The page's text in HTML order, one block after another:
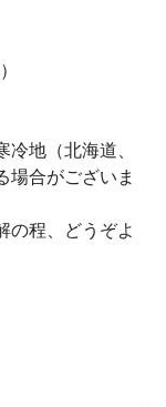
地（北海道、
場合がございま
の程、どうぞよ